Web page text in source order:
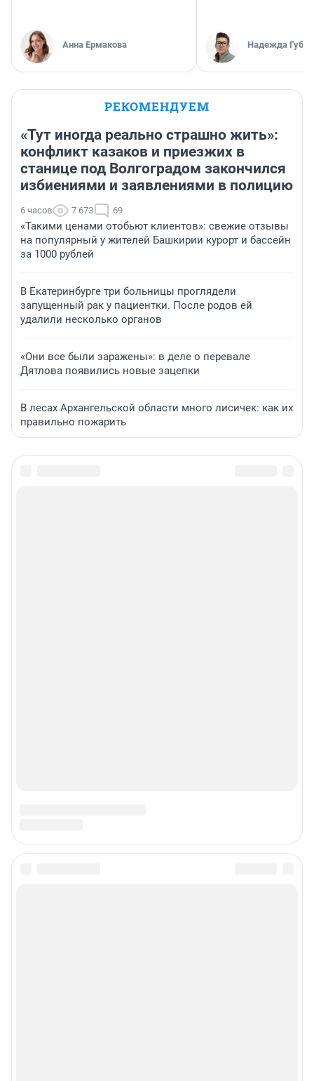
Анна Ермакова Надежда
РЕКОМЕНДУЕМ
«Тут иногда реально страшно жить»:
конфликт казаков и приезжих в
станице под Волгоградом закончился
избиениями и заявлениями в полицию
6 часов 7 673 69
«Такими ценами отобьют клиентов»: свежие отзывы
на популярный у жителей Башкирии курорт и бассейн
за 1000 рублей
В Екатеринбурге три больницы проглядели
запущенный рак у пациентки. После родов ей
удалили несколько органов
«Они все были заражены»: в деле о перевале
Дятлова появились новые зацепки
В лесах Архангельской области много лисичек: как их
правильно пожарить